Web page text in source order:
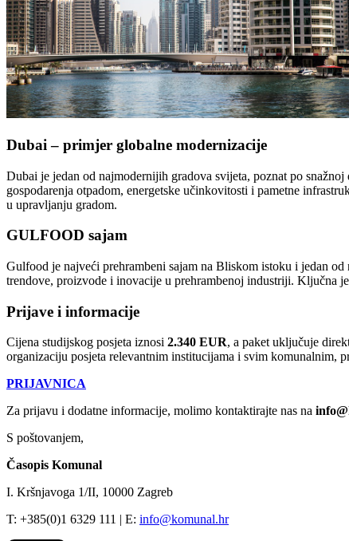
Dubai – primjer globalne modernizacije
Dubai je jedan od najmodernijih gradova svijeta, poznat po
gospodarenja otpadom, energetske učinkovitosti i pametne
u upravljanju gradom.
GULFOOD sajam
Gulfood je najveći prehrambeni sajam na Bliskom istoku i jedan
trendove, proizvode i inovacije u prehrambenoj industriji. Ključna
Prijave i informacije
Cijena studijskog posjeta iznosi 2.340 EUR, a paket uključuje
organizaciju posjeta relevantnim institucijama i svim komunalnim,
PRIJAVNICA
Za prijavu i dodatne informacije, molimo kontaktirajte nas na
S poštovanjem,
Časopis Komunal
I. Kršnjavoga 1/II, 10000 Zagreb
T: +385(0)1 6329 111 | E: info@komunal.hr